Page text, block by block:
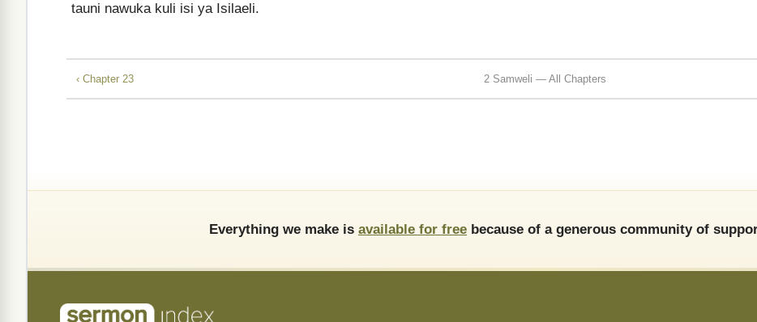
tauni nawuka kuli isi ya Isilaeli.
‹ Chapter 23 2 Samweli — All Chapters
Everything we make is available for free because of a generous community of